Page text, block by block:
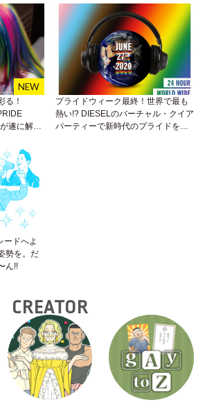
来！
る！
遂に解
名が就
プライドウィーク最終！世界で最も
熱い!? DIESELのバーチャル・クイア
パーティーで新時代のプライドを体
ードへよ
勢を。だ
ん!!
CREATOR